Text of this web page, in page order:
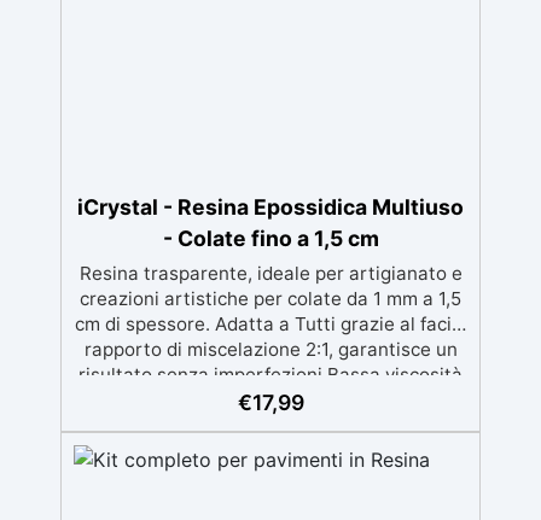
iCrystal - Resina Epossidica Multiuso
- Colate fino a 1,5 cm
Resina trasparente, ideale per artigianato e
creazioni artistiche per colate da 1 mm a 1,5
cm di spessore. Adatta a Tutti grazie al facile
rapporto di miscelazione 2:1, garantisce un
risultato senza imperfezioni Bassa viscosità
per colate senza bolle, compatibile con
materiali. Certificata post-catalisi atossica e
sicura per il contatto con la pelle, Bpa Free e
€17,99